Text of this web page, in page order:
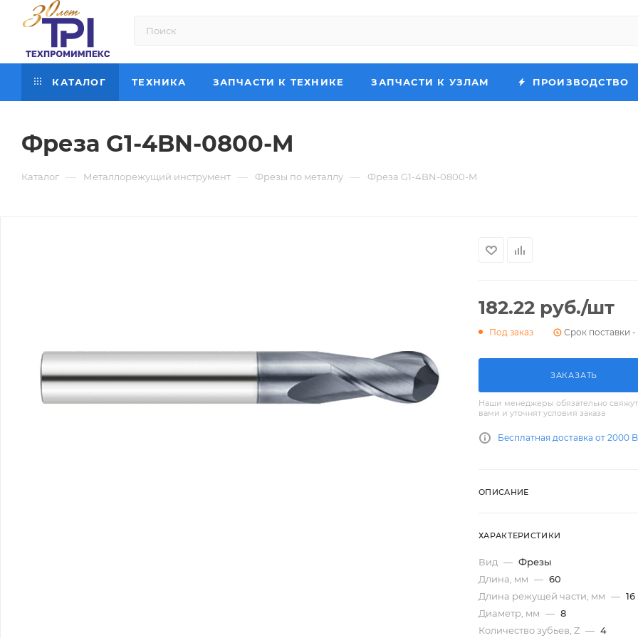
КАТАЛОГ ТЕХНИКА ЗАПЧАСТИ К ТЕХНИКЕ ЗАПЧАСТИ К УЗЛАМ ПРОИЗВОДСТВО
Фреза G1-4BN-0800-M
Каталог — Металлорежущий инструмент — Фрезы по металлу — Фреза G1-4BN-0800-M
182.22 руб./шт
Под заказ Срок поставки -
ЗАКАЗАТЬ
Наши менеджеры обязательно
вами и уточнят условия заказа
Бесплатная доставка от 2000
ОПИСАНИЕ
ХАРАКТЕРИСТИКИ
Вид — Фрезы
Длина, мм — 60
Длина режущей части, мм — 16
Диаметр, мм — 8
Количество зубьев, Z — 4